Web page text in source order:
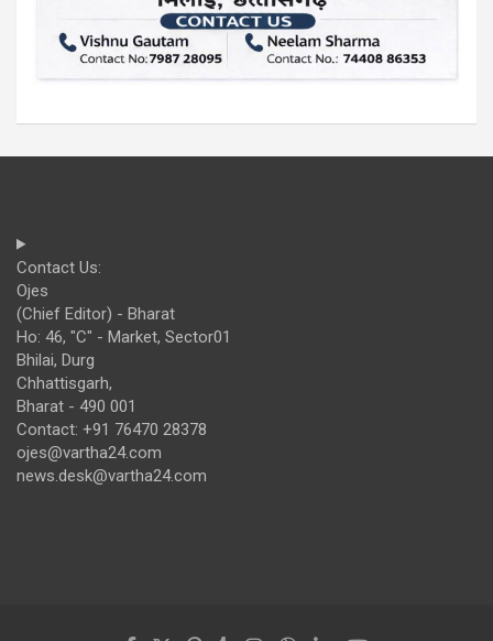
Contact Us:
Ojes
(Chief Editor) - Bharat
Ho: 46, "C" - Market, Sector01
Bhilai, Durg
Chhattisgarh,
Bharat - 490 001
Contact: +91 76470 28378
ojes@vartha24.com
news.desk@vartha24.com